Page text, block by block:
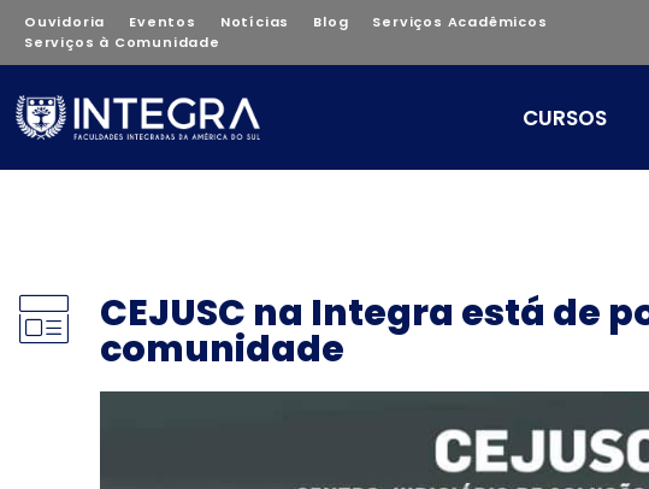
Ouvidoria Eventos Notícias Blog
Serviços Acadêmicos
Serviços à Comunidade
CURSOS
CEJUSC na Integra está de
comunidade